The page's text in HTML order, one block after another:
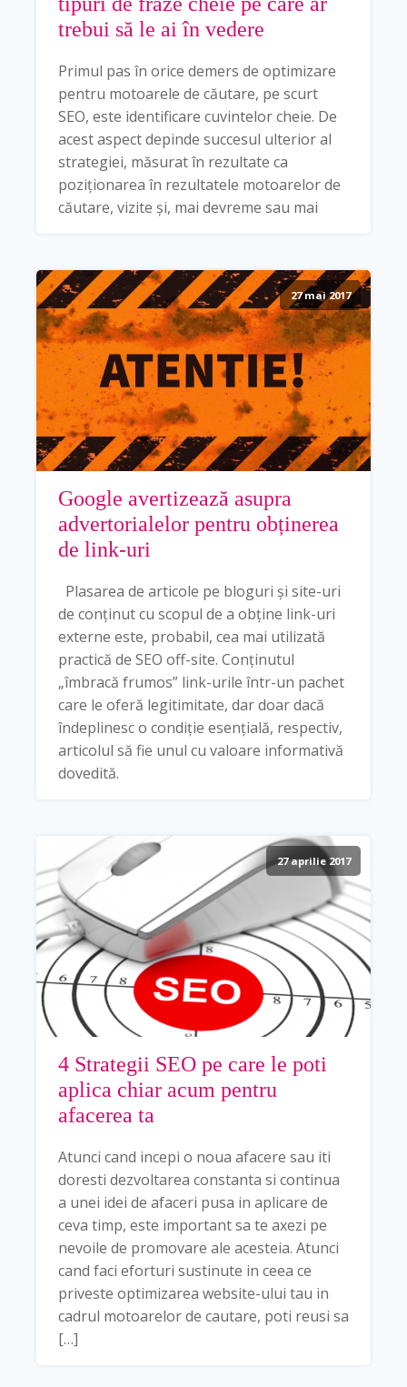
trebui să le ai în vedere
Primul pas în orice demers de optimizare
pentru motoarele de căutare, pe scurt
SEO, este identificare cuvintelor cheie. De
acest aspect depinde succesul ulterior al
strategiei, măsurat în rezultate ca
poziționarea în rezultatele motoarelor de
căutare, vizite și, mai devreme sau mai
27 mai 2017
Google avertizează asupra
advertorialelor pentru obținerea
de link-uri
Plasarea de articole pe bloguri și site-uri
de conținut cu scopul de a obține link-uri
externe este, probabil, cea mai utilizată
practică de SEO off-site. Conținutul
„îmbracă frumos” link-urile într-un pachet
care le oferă legitimitate, dar doar dacă
îndeplinesc o condiție esențială, respectiv,
articolul să fie unul cu valoare informativă
dovedită.
27 aprilie 2017
4 Strategii SEO pe care le poti
aplica chiar acum pentru
afacerea ta
Atunci cand incepi o noua afacere sau iti
doresti dezvoltarea constanta si continua
a unei idei de afaceri pusa in aplicare de
ceva timp, este important sa te axezi pe
nevoile de promovare ale acesteia. Atunci
cand faci eforturi sustinute in ceea ce
priveste optimizarea website-ului tau in
cadrul motoarelor de cautare, poti reusi sa
[…]